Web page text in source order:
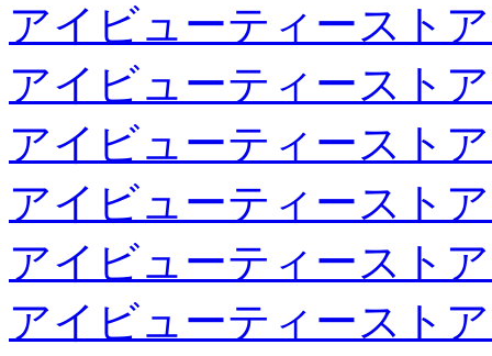
アイビューティースト
アイビューティースト
アイビューティースト
アイビューティースト
アイビューティースト
アイビューティースト